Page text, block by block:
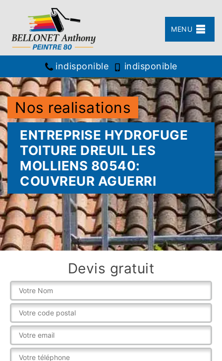
MENU
indisponible indisponible
Nos realisations
ENTREPRISE HYDROFUGE
TOITURE DREUIL LES
MOLLIENS 80540:
COUVREUR AGUERRI
Devis gratuit